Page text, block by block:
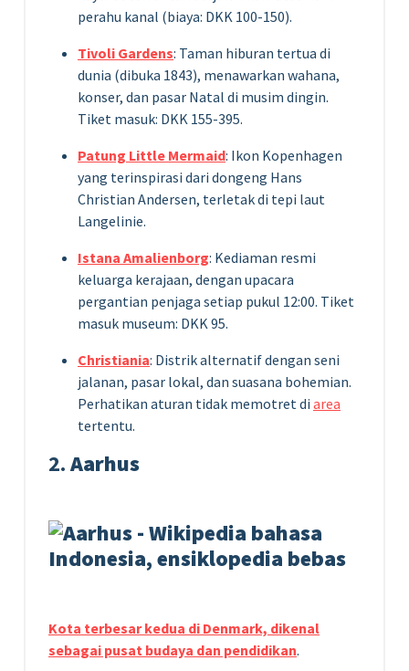
perahu kanal (biaya: DKK 100-150).
Tivoli Gardens: Taman hiburan tertua di
dunia (dibuka 1843), menawarkan wahana,
konser, dan pasar Natal di musim dingin.
Tiket masuk: DKK 155-395.
Patung Little Mermaid: Ikon Kopenhagen
yang terinspirasi dari dongeng Hans
Christian Andersen, terletak di tepi laut
Langelinie.
Istana Amalienborg: Kediaman resmi
keluarga kerajaan, dengan upacara
pergantian penjaga setiap pukul 12:00. Tiket
masuk museum: DKK 95.
Christiania: Distrik alternatif dengan seni
jalanan, pasar lokal, dan suasana bohemian.
Perhatikan aturan tidak memotret di area
tertentu.
2.Aarhus
Kota terbesar kedua di Denmark, dikenal
sebagai pusat budaya dan pendidikan.